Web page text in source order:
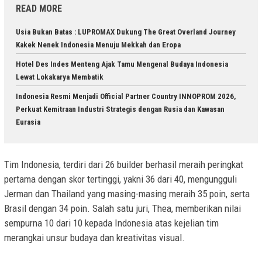
READ MORE
Usia Bukan Batas : LUPROMAX Dukung The Great Overland Journey
Kakek Nenek Indonesia Menuju Mekkah dan Eropa
Hotel Des Indes Menteng Ajak Tamu Mengenal Budaya Indonesia
Lewat Lokakarya Membatik
Indonesia Resmi Menjadi Official Partner Country INNOPROM 2026,
Perkuat Kemitraan Industri Strategis dengan Rusia dan Kawasan
Eurasia
Tim Indonesia, terdiri dari 26 builder berhasil meraih peringkat
pertama dengan skor tertinggi, yakni 36 dari 40, mengungguli
Jerman dan Thailand yang masing-masing meraih 35 poin, serta
Brasil dengan 34 poin. Salah satu juri, Thea, memberikan nilai
sempurna 10 dari 10 kepada Indonesia atas kejelian tim
merangkai unsur budaya dan kreativitas visual.